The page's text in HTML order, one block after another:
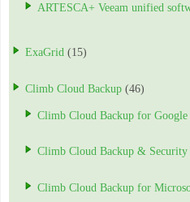
ARTESCA+ Veeam unified
ExaGrid (15)
Climb Cloud Backup (46)
Climb Cloud Backup for Google
Climb Cloud Backup & Security
Climb Cloud Backup for